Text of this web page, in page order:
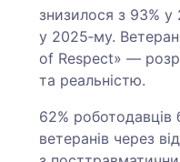
знизилося з 93%
у 2025‑му.
of Respect» —
та реальністю.
62% роботодавців
ветеранів через